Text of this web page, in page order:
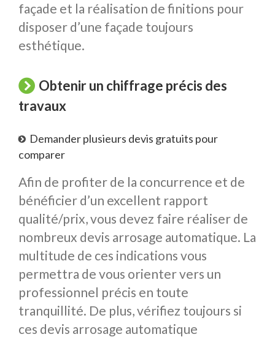
façade et la réalisation de finitions pour
disposer d’une façade toujours
esthétique.
Obtenir un chiffrage précis des
travaux
Demander plusieurs devis gratuits pour
comparer
Afin de profiter de la concurrence et de
bénéficier d’un excellent rapport
qualité/prix, vous devez faire réaliser de
nombreux devis arrosage automatique. La
multitude de ces indications vous
permettra de vous orienter vers un
professionnel précis en toute
tranquillité. De plus, vérifiez toujours si
ces devis arrosage automatique